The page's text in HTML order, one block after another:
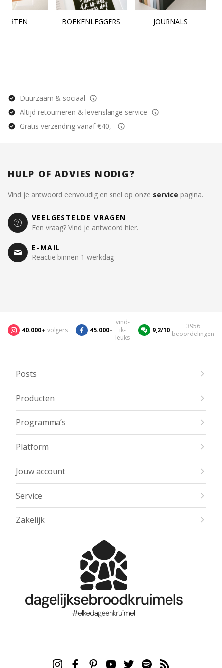
BOEKENLEGGERS JOURNALS
Duurzaam & sociaal
Altijd retourneren & levenslange service
Gratis verzending vanaf €40,-
HULP OF ADVIES NODIG?
Vind je antwoord eenvoudig en snel op onze service pagina.
VEELGESTELDE VRAGEN
Een vraag? Vind je antwoord hier.
E-MAIL
Reactie binnen 1 werkdag
40.000+ volgers 45.000+
vind-
ik-
leuks
9,2/10
3956
beoordelingen
Posts
Producten
Programma’s
Platform
Jouw account
Service
Zakelijk